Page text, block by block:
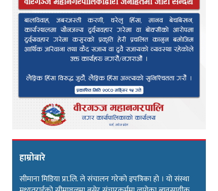
हाम्रोबारे
सीमाना मिडिया प्रा.लि. ले संचालन गरेको इपत्रिका हो । यो संस्था